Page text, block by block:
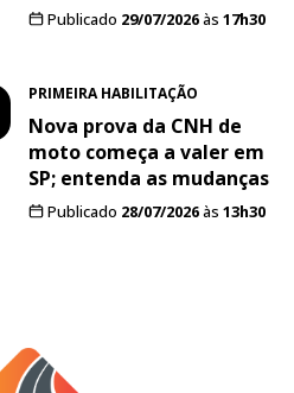
Publicado 29/07/2026às 17h30
PRIMEIRA HABILITAÇÃO
Nova prova da CNH de
moto começa a valer em
SP; entenda as mudanças
Publicado 28/07/2026às 13h30